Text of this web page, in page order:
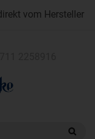
vom Hersteller